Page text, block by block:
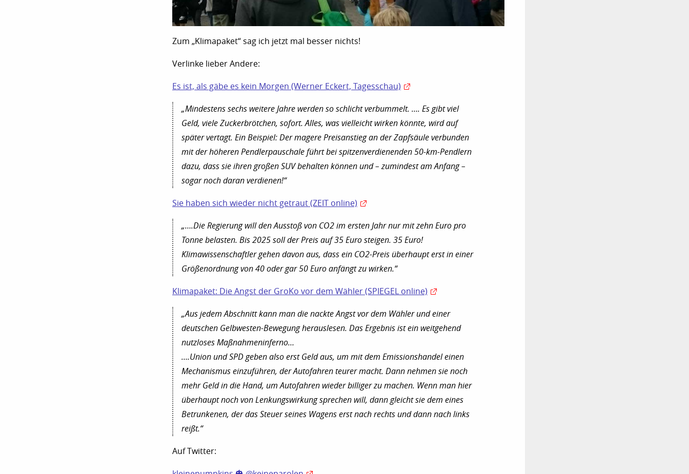
Zum „Klimapaket“ sag ich jetzt mal besser nichts!
Verlinke lieber Andere:
Es ist, als gäbe es kein Morgen (Werner Eckert, Tagesschau)
„Mindestens sechs weitere Jahre werden so schlicht verbummelt. …. Es gibt viel
Geld, viele Zuckerbrötchen, sofort. Alles, was vielleicht wirken könnte, wird auf
später vertagt. Ein Beispiel: Der magere Preisanstieg an der Zapfsäule verbunden
mit der höheren Pendlerpauschale führt bei spitzenverdienenden 50-km-Pendlern
dazu, dass sie ihren großen SUV behalten können und – zumindest am Anfang –
sogar noch daran verdienen!“
Sie haben sich wieder nicht getraut (ZEIT online)
„….Die Regierung will den Ausstoß von CO2 im ersten Jahr nur mit zehn Euro pro
Tonne belasten. Bis 2025 soll der Preis auf 35 Euro steigen. 35 Euro!
Klimawissenschaftler gehen davon aus, dass ein CO2-Preis überhaupt erst in einer
Größenordnung von 40 oder gar 50 Euro anfängt zu wirken.“
Klimapaket: Die Angst der GroKo vor dem Wähler (SPIEGEL online)
„Aus jedem Abschnitt kann man die nackte Angst vor dem Wähler und einer
deutschen Gelbwesten-Bewegung herauslesen. Das Ergebnis ist ein weitgehend
nutzloses Maßnahmeninferno…
….Union und SPD geben also erst Geld aus, um mit dem Emissionshandel einen
Mechanismus einzuführen, der Autofahren teurer macht. Dann nehmen sie noch
mehr Geld in die Hand, um Autofahren wieder billiger zu machen. Wenn man hier
überhaupt noch von Lenkungswirkung sprechen will, dann gleicht sie dem eines
Betrunkenen, der das Steuer seines Wagens erst nach rechts und dann nach links
reißt.“
Auf Twitter: